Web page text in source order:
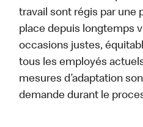
travail sont régis par une
place depuis longtemps
occasions justes,
tous les employés
mesures d’adaptation
demande durant le